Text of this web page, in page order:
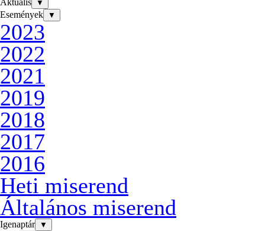
Aktuális ▼
Események ▼
2023
2022
2021
2019
2018
2017
2016
Heti miserend
Általános miserend
Igenaptár ▼